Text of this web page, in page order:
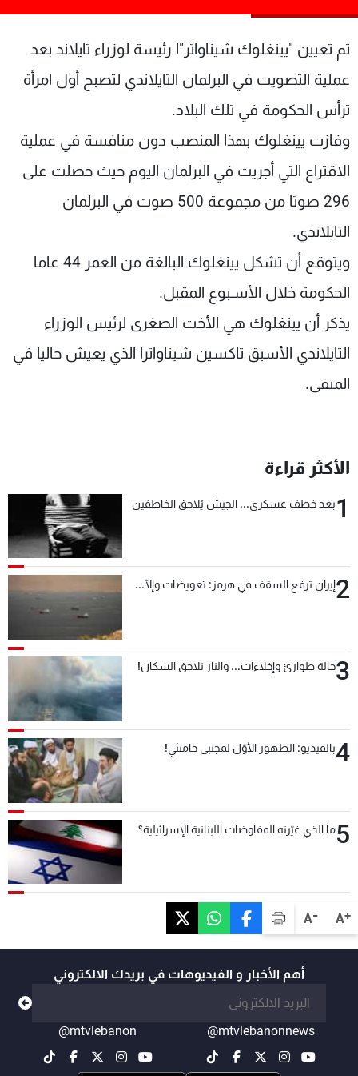
A+
A-
تم تعيين "يينغلوك شيناواتر"ا رئيسة لوزراء تايلاند بعد
عملية التصويت في البرلمان التايلاندي لتصبح أول امرأة
ترأس الحكومة في تلك البلاد.
وفازت يينغلوك بهذا المنصب دون منافسة في عملية
الاقتراع التي أجريت في البرلمان اليوم حيث حصلت على
296 صوتا من مجموعة 500 صوت في البرلمان
التايلاندي.
ويتوقع أن تشكل يينغلوك البالغة من العمر 44 عاما
الحكومة خلال الأسـبوع المقبل.
يذكر أن يينغلوك هي الأخت الصغرى لرئيس الوزراء
التايلاندي الأسبق تاكسين شيناواترا الذي يعيش حاليا في
المنفى.
الأكثر قراءة
1بعد خطف عسكري... الجيش يُلاحق الخاطفين
2إيران ترفع السقف في هرمز: تعويضات وإلّا...
3حالة طوارئ وإخلاءات... والنار تلاحق السكان!
4بالفيديو: الظهور الأوّل لمجتبى خامنئي!
5ما الذي غيّرته المفاوضات اللبنانية الإسرائيلية؟
أهم الأخبار و الفيديوهات في بريدك الالكتروني
@mtvlebanonnews
@mtvlebanon
شاهد البرامج
الإنـتـاج
وظائف
تواصل معنا
سياسة الخصوصية